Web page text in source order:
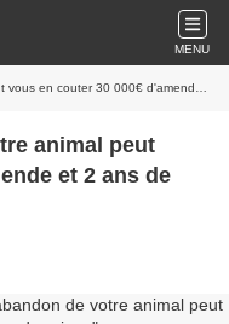
MENU
30 000€ d'amende et 2 ans de prison
peut